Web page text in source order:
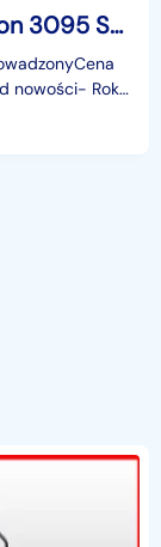
Ciągnik rolniczy Massey Ferguson 3095 Sprowadzony 1990r
nowości- Rok